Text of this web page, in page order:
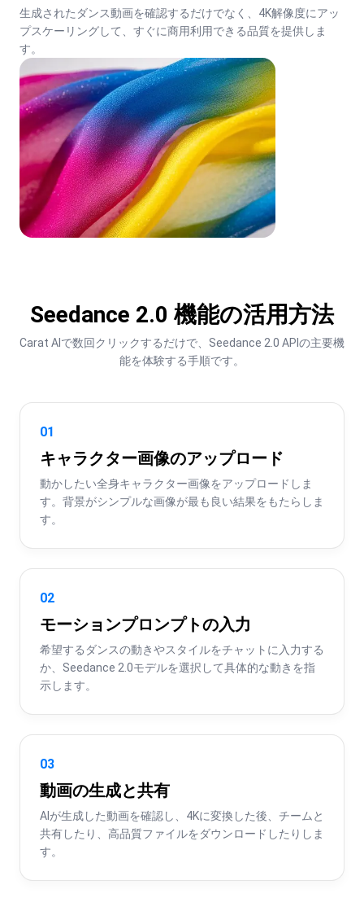
生成されたダンス動画を確認するだけでなく、4K解像度にアッ
プスケーリングして、すぐに商用利用できる品質を提供しま
す。
Seedance 2.0 機能の活用方法
Carat AIで数回クリックするだけで、Seedance 2.0 APIの主要機
能を体験する手順です。
01
キャラクター画像のアップロード
動かしたい全身キャラクター画像をアップロードしま
す。背景がシンプルな画像が最も良い結果をもたらしま
す。
02
モーションプロンプトの入力
希望するダンスの動きやスタイルをチャットに入力する
か、Seedance 2.0モデルを選択して具体的な動きを指
示します。
03
動画の生成と共有
AIが生成した動画を確認し、4Kに変換した後、チームと
共有したり、高品質ファイルをダウンロードしたりしま
す。